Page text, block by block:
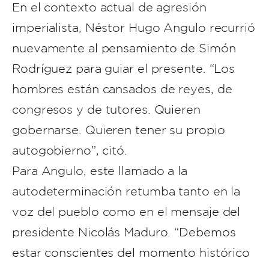
En el contexto actual de agresión
imperialista, Néstor Hugo Angulo recurrió
nuevamente al pensamiento de Simón
Rodríguez para guiar el presente. “Los
hombres están cansados de reyes, de
congresos y de tutores. Quieren
gobernarse. Quieren tener su propio
autogobierno”, citó.
Para Angulo, este llamado a la
autodeterminación retumba tanto en la
voz del pueblo como en el mensaje del
presidente Nicolás Maduro. “Debemos
estar conscientes del momento histórico